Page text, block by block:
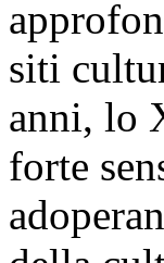
siti
anni, lo
forte